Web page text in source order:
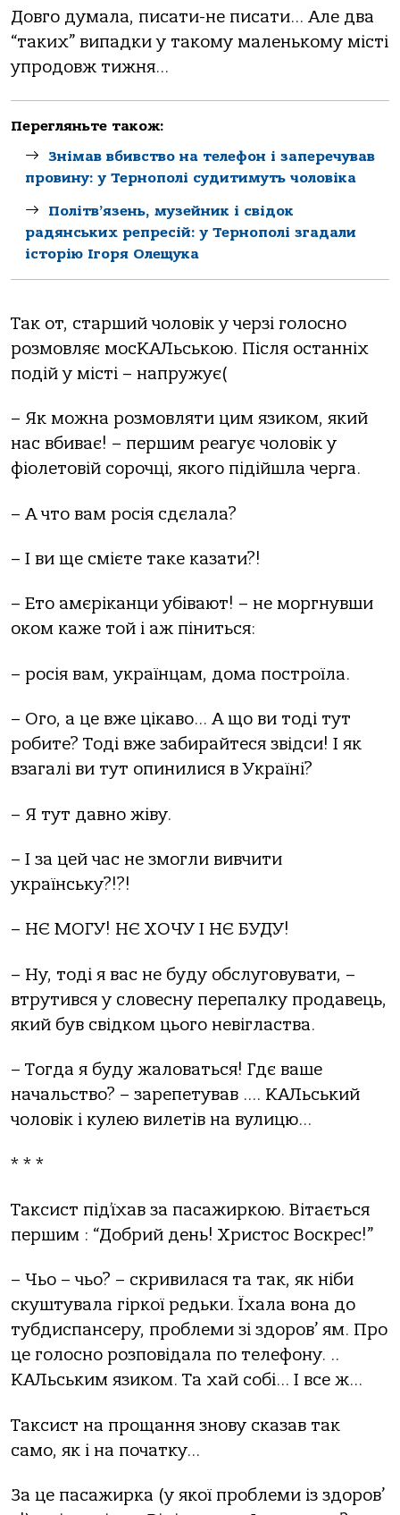
Довго думала, писати-не писати… Але два
“таких” випадки у такому маленькому місті
упродовж тижня…
Перегляньте також:
Знімав вбивство на телефон і заперечував
провину: у Тернополі судитимуть чоловіка
Політв’язень, музейник і свідок
радянських репресій: у Тернополі згадали
історію Ігоря Олещука
Так от, старший чоловік у черзі голосно
розмовляє мосКАЛьською. Після останніх
подій у місті – напружує(
– Як можна розмовляти цим язиком, який
нас вбиває! – першим реагує чоловік у
фіолетовій сорочці, якого підійшла черга.
– А что вам росія сдєлала?
– І ви ще смієте таке казати?!
– Ето амєріканци убівают! – не моргнувши
оком каже той і аж піниться:
– росія вам, українцам, дома построїла.
– Ого, а це вже цікаво… А що ви тоді тут
робите? Тоді вже забирайтеся звідси! І як
взагалі ви тут опинилися в Україні?
– Я тут давно жіву.
– І за цей час не змогли вивчити
українську?!?!
– НЄ МОГУ! НЄ ХОЧУ І НЄ БУДУ!
– Ну, тоді я вас не буду обслуговувати, –
втрутився у словесну перепалку продавець,
який був свідком цього невігластва.
– Тогда я буду жаловаться! Гдє ваше
начальство? – зарепетував …. КАЛьський
чоловік і кулею вилетів на вулицю…
* * *
Таксист під’їхав за пасажиркою. Вітається
першим : “Добрий день! Христос Воскрес!”
– Чьо – чьо? – скривилася та так, як ніби
скуштувала гіркої редьки. Їхала вона до
тубдиспансеру, проблеми зі здоров’ ям. Про
це голосно розповідала по телефону. ..
КАЛьським язиком. Та хай собі… І все ж…
Таксист на прощання знову сказав так
само, як і на початку…
За це пасажирка (у якої проблеми із здоров’